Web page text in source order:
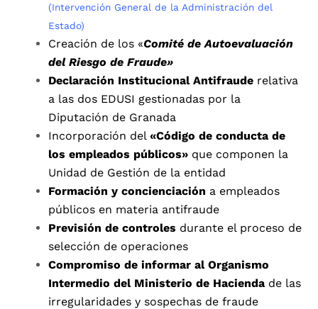
(Intervención General de la Administración del
Estado)
Creación de los «Comité de Autoevaluación
del Riesgo de Fraude»
Declaración Institucional Antifraude relativa
a las dos EDUSI gestionadas por la
Diputación de Granada
Incorporación del «Código de conducta de
los empleados públicos» que componen la
Unidad de Gestión de la entidad
Formación y concienciación a empleados
públicos en materia antifraude
Previsión de controles durante el proceso de
selección de operaciones
Compromiso de informar al Organismo
Intermedio del Ministerio de Hacienda de las
irregularidades y sospechas de fraude